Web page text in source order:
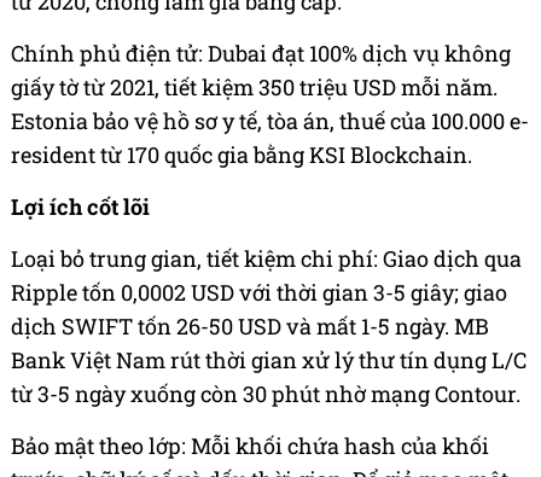
Chính phủ điện tử: Dubai đạt 100% dịch vụ không
giấy tờ từ 2021, tiết kiệm 350 triệu USD mỗi năm.
Estonia bảo vệ hồ sơ y tế, tòa án, thuế của 100.000 e-
resident từ 170 quốc gia bằng KSI Blockchain.
Lợi ích cốt lõi
Loại bỏ trung gian, tiết kiệm chi phí: Giao dịch qua
Ripple tốn 0,0002 USD với thời gian 3-5 giây; giao
dịch SWIFT tốn 26-50 USD và mất 1-5 ngày. MB
Bank Việt Nam rút thời gian xử lý thư tín dụng L/C
từ 3-5 ngày xuống còn 30 phút nhờ mạng Contour.
Bảo mật theo lớp: Mỗi khối chứa hash của khối